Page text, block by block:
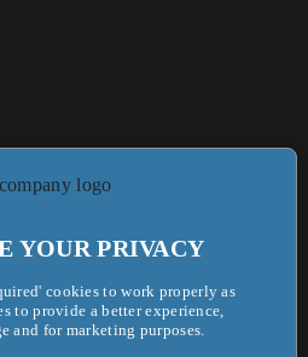
YOUR PRIVACY
cookies to work properly as
to provide a better experience,
and for marketing purposes.